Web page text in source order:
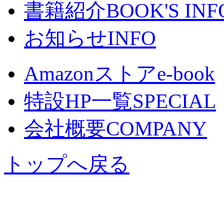
書籍紹介BOOK'S
お知らせINFO
Amazonストアe-book
特設HP一覧SPECIAL
会社概要COMPANY
トップへ戻る